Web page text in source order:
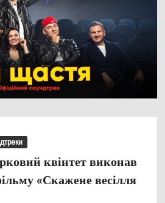
квінтет виконав
«Скажене весілля